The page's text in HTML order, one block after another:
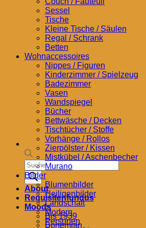
Products
search
About
Requisitenfundus
Moods
Bis 1939
Bohemian
Sessel
Tische
Kleine Tische / Säulen
Regal / Schrank
Betten
Wohnaccessoires
Nippes / Figuren
Kinderzimmer / Spielzeug
Badezimmer
Vasen
Wandspiegel
Bücher
Bettwäsche / Decken
Tischtücher / Stoffe
Vorhänge / Rollos
Zierpölster / Kissen
Mistkübel / Aschenbecher
Murano
Bilder
Blumenbilder
Heiligenbilder
Landschaft
Modern
Personen